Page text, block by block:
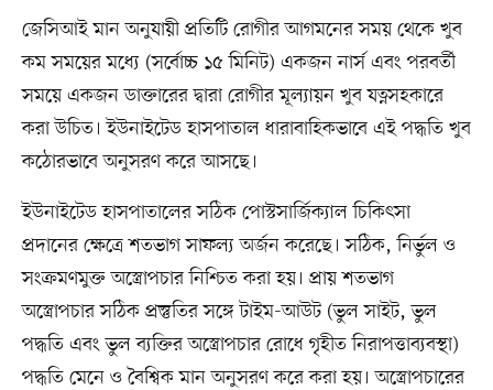
জেসিআই মান অনুযায়ী প্রতিটি রোগীর আগমনের সময় থেকে খুব
কম সময়ের মধ্যে (সর্বোচ্চ ১৫ মিনিট) একজন নার্স এবং পরবর্তী
সময়ে একজন ডাক্তারের দ্বারা রোগীর মূল্যায়ন খুব যত্নসহকারে
করা উচিত। ইউনাইটেড হাসপাতাল ধারাবাহিকভাবে এই পদ্ধতি খুব
কঠোরভাবে অনুসরণ করে আসছে।
ইউনাইটেড হাসপাতালের সঠিক পোস্টসার্জিক্যাল চিকিৎসা
প্রদানের ক্ষেত্রে শতভাগ সাফল্য অর্জন করেছে। সঠিক, নির্ভুল ও
সংক্রমণমুক্ত অস্ত্রোপচার নিশ্চিত করা হয়। প্রায় শতভাগ
অস্ত্রোপচার সঠিক প্রস্তুতির সঙ্গে টাইম-আউট (ভুল সাইট, ভুল
পদ্ধতি এবং ভুল ব্যক্তির অস্ত্রোপচার রোধে গৃহীত নিরাপত্তাব্যবস্থা)
পদ্ধতি মেনে ও বৈশ্বিক মান অনুসরণ করে করা হয়। অস্ত্রোপচারের